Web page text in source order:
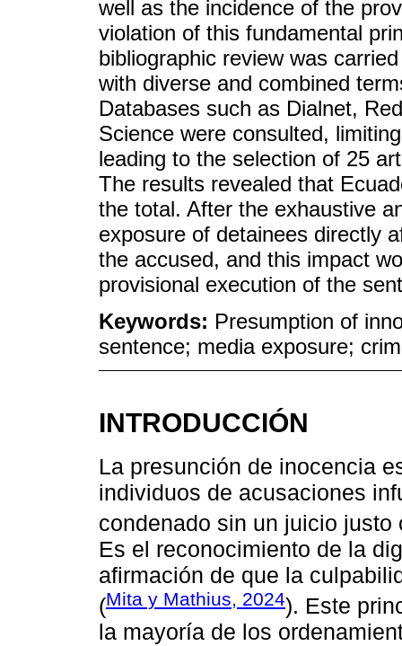
well as the incidence of the
violation of this fundamental
bibliographic review was
with diverse and combined
Databases such as Dialnet,
Science were consulted,
leading to the selection of 25
The results revealed that
the total. After the exhaustive
exposure of detainees directly
the accused, and this impact
provisional execution of the
Keywords: Presumption of
sentence; media exposure;
INTRODUCCIÓN
La presunción de inocencia
individuos de acusaciones
condenado sin un juicio
Es el reconocimiento de la
afirmación de que la
(Mita y Mathius, 2024). Este
la mayoría de los